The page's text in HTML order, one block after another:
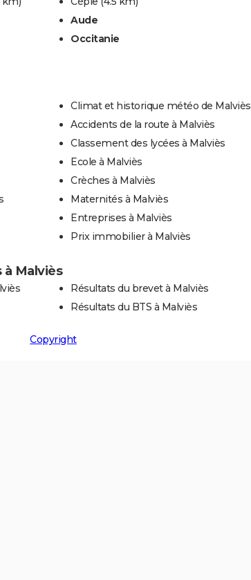
Aude
Occitanie
Climat et historique météo de Malviès
Accidents de la route à Malviès
Classement des lycées à Malviès
Ecole à Malviès
Crèches à Malviès
Maternités à Malviès
Entreprises à Malviès
Prix immobilier à Malviès
Malviès
Résultats du brevet à Malviès
Résultats du BTS à Malviès
Copyright